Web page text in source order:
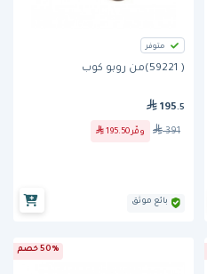
متوفر
( 59221)من روبو كوب
195 .5
391 وفّر 195.50
بائع موثق
50% خصم